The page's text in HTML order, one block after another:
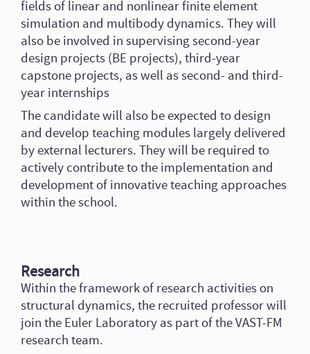
fields of linear and nonlinear finite element
simulation and multibody dynamics. They will
also be involved in supervising second-year
design projects (BE projects), third-year
capstone projects, as well as second- and third-
year internships
The candidate will also be expected to design
and develop teaching modules largely delivered
by external lecturers. They will be required to
actively contribute to the implementation and
development of innovative teaching approaches
within the school.
Research
Within the framework of research activities on
structural dynamics, the recruited professor will
join the Euler Laboratory as part of the VAST-FM
research team.